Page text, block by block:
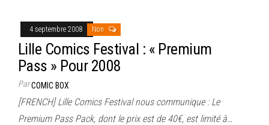
4 septembre 2008 Non
Lille Comics Festival : « Premium
Pass » Pour 2008
ParCOMIC BOX
[FRENCH] Lille Comics Festival nous communique : Le
Premium Pass Pack, dont le prix est de 40€, est limité à…